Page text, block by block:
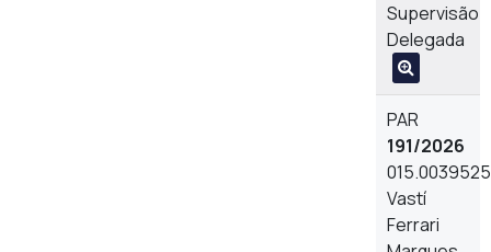
Supervisão
Delegada
PAR
191/2026
Vastí
Ferrari